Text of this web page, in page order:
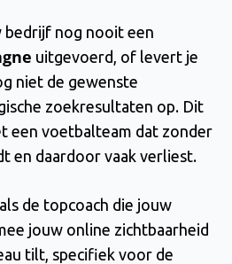
bedrijf nog nooit een
uitgevoerd, of levert je
niet de gewenste
zoekresultaten op. Dit
een voetbalteam dat zonder
en daardoor vaak verliest.
de topcoach die jouw
jouw online zichtbaarheid
tilt, specifiek voor de